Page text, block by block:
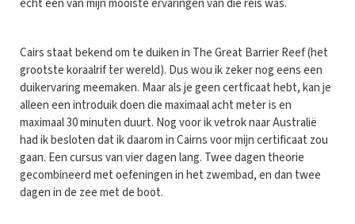
echt een van mijn mooiste ervaringen van die reis was.
Cairs staat bekend om te duiken in The Great Barrier Reef (het
grootste koraalrif ter wereld). Dus wou ik zeker nog eens een
duikervaring meemaken. Maar als je geen certficaat hebt, kan je
alleen een introduik doen die maximaal acht meter is en
maximaal 30 minuten duurt. Nog voor ik vetrok naar Australië
had ik besloten dat ik daarom in Cairns voor mijn certificaat zou
gaan. Een cursus van vier dagen lang. Twee dagen theorie
gecombineerd met oefeningen in het zwembad, en dan twee
dagen in de zee met de boot.